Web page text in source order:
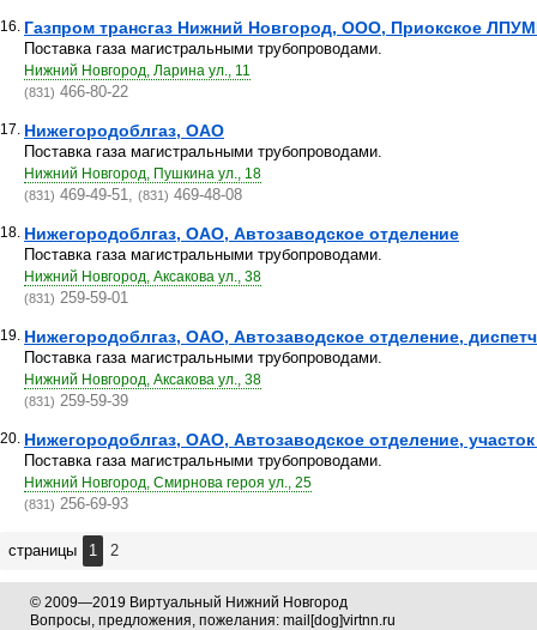
16. Газпром трансгаз Нижний Новгород, ООО, Приокское
Поставка газа магистральными трубопроводами.
Нижний Новгород, Ларина ул., 11
(831) 466-80-22
17. Нижегородоблгаз, ОАО
Поставка газа магистральными трубопроводами.
Нижний Новгород, Пушкина ул., 18
(831) 469-49-51, (831) 469-48-08
18. Нижегородоблгаз, ОАО, Автозаводское отделение
Поставка газа магистральными трубопроводами.
Нижний Новгород, Аксакова ул., 38
(831) 259-59-01
19. Нижегородоблгаз, ОАО, Автозаводское отделение,
Поставка газа магистральными трубопроводами.
Нижний Новгород, Аксакова ул., 38
(831) 259-59-39
20. Нижегородоблгаз, ОАО, Автозаводское отделение,
Поставка газа магистральными трубопроводами.
Нижний Новгород, Смирнова героя ул., 25
(831) 256-69-93
страницы 1 2
© 2009—2019 Виртуальный Нижний Новгород
Вопросы, предложения, пожелания: mail[dog]virtnn.ru